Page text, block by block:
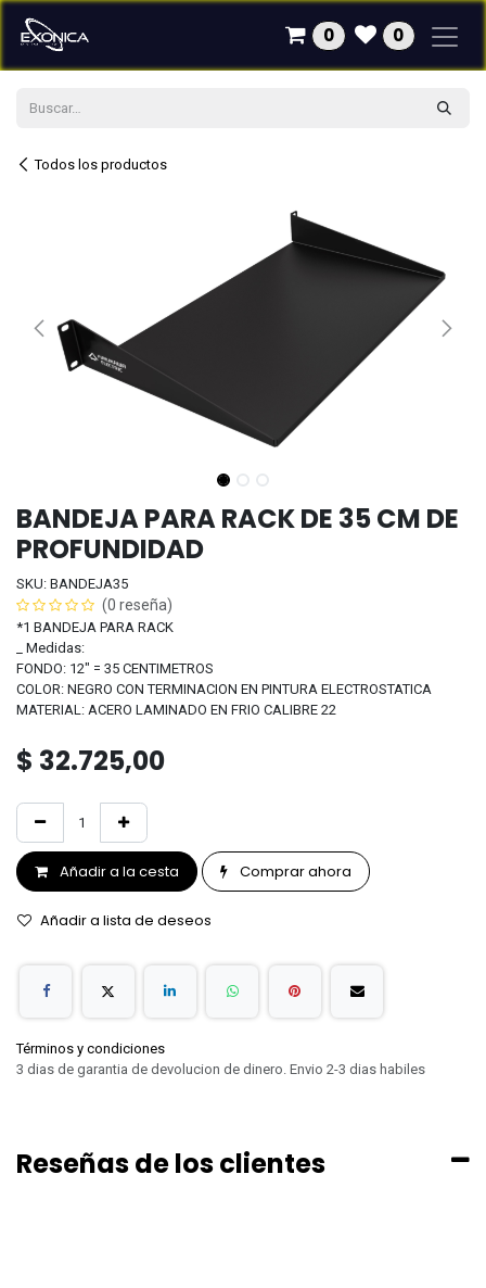
Ir al contenido
0 0
Todos los productos
BANDEJA PARA RACK DE 35 CM DE
PROFUNDIDAD
SKU: BANDEJA35
(0 reseña)
*1 BANDEJA PARA RACK
_ Medidas:
FONDO: 12" = 35 CENTIMETROS
COLOR: NEGRO CON TERMINACION EN PINTURA ELECTROSTATICA
MATERIAL: ACERO LAMINADO EN FRIO CALIBRE 22
$ 32.725,00
Añadir a la cesta Comprar ahora
Añadir a lista de deseos
Términos y condiciones
3 dias de garantia de devolucion de dinero. Envio 2-3 dias habiles
Reseñas de los clientes